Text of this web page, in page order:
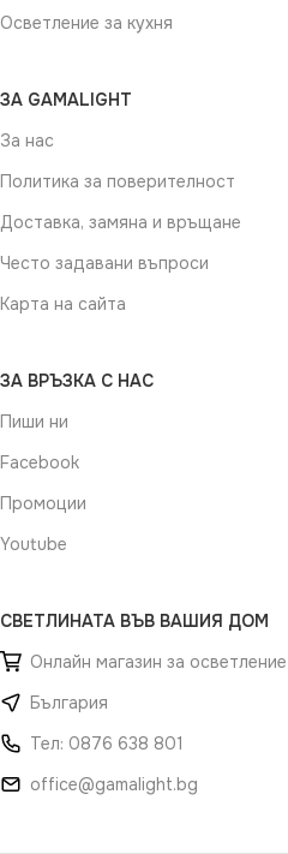
Осветление за кухня
ЗА GAMALIGHT
За нас
Политика за поверителност
Доставка, замяна и връщане
Често задавани въпроси
Карта на сайта
ЗА ВРЪЗКА С НАС
Пиши ни
Facebook
Промоции
Youtube
СВЕТЛИНАТА ВЪВ ВАШИЯ ДОМ
Онлайн магазин за осветление
България
Тел: 0876 638 801
office@gamalight.bg